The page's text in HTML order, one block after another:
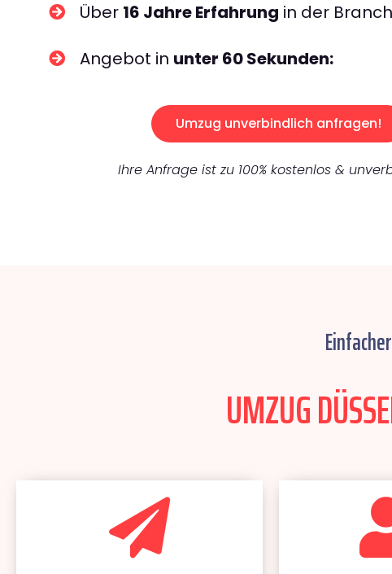
Über 16 Jahre Erfahrung in der
Angebot in unter 60 Sekunden:
Umzug unverbindlich anfragen!
Ihre Anfrage ist zu 100% kostenlos &
UMZUG